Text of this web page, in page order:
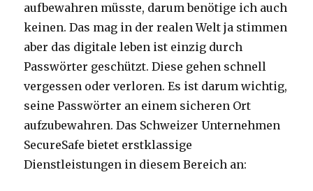
aufbewahren müsste, darum benötige ich auch
keinen. Das mag in der realen Welt ja stimmen
aber das digitale leben ist einzig durch
Passwörter geschützt. Diese gehen schnell
vergessen oder verloren. Es ist darum wichtig,
seine Passwörter an einem sicheren Ort
aufzubewahren. Das Schweizer Unternehmen
SecureSafe bietet erstklassige
Dienstleistungen in diesem Bereich an: